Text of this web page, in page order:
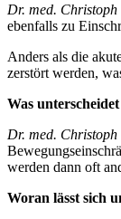
Dr. med. Christoph
ebenfalls zu
Anders als die
zerstört werden,
Was
Dr. med. Christoph
werden dann oft
Woran lässt sich